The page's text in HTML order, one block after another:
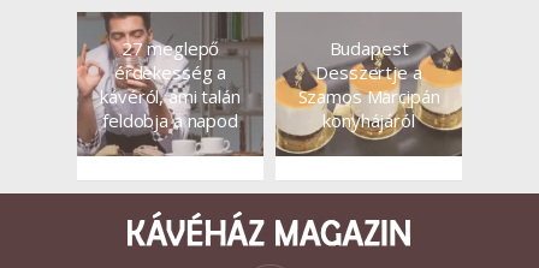
27 meglepő
érdekesség a
kávéról, ami talán
feldobja a napod
Budapest
Desszertje a
Szamos Marcipán
konyhájáról